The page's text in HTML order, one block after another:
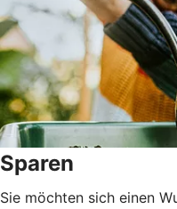
Sparen
Sie möchten sich einen